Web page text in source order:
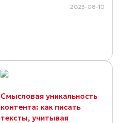
2023-08-10
Смысловая уникальность
контента: как писать
тексты, учитывая